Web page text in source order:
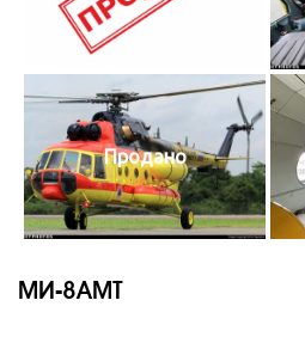
Продано
МИ-8АМТ